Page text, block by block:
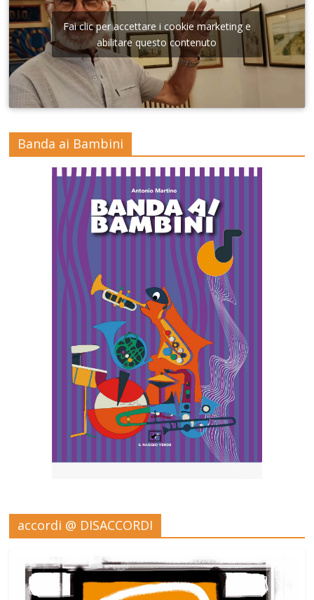
Fai clic per accettare i cookie marketing e
abilitare questo contenuto
Banda ai Bambini
accordi @ DISACCORDI